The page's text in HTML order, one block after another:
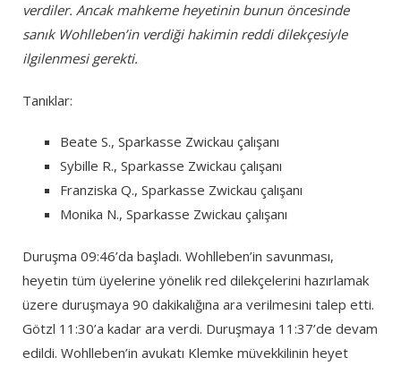
verdiler. Ancak mahkeme heyetinin bunun öncesinde
sanık Wohlleben’in verdiği hakimin reddi dilekçesiyle
ilgilenmesi gerekti.
Tanıklar:
Beate S., Sparkasse Zwickau çalışanı
Sybille R., Sparkasse Zwickau çalışanı
Franziska Q., Sparkasse Zwickau çalışanı
Monika N., Sparkasse Zwickau çalışanı
Duruşma 09:46’da başladı. Wohlleben’in savunması,
heyetin tüm üyelerine yönelik red dilekçelerini hazırlamak
üzere duruşmaya 90 dakikalığına ara verilmesini talep etti.
Götzl 11:30’a kadar ara verdi. Duruşmaya 11:37’de devam
edildi. Wohlleben’in avukatı Klemke müvekkilinin heyet